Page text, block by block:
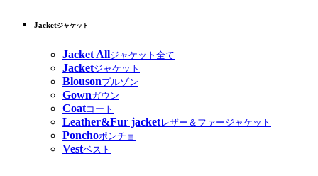
Jacketジャケット
Jacket Allジャケット全て
Jacketジャケット
Blousonブルゾン
Gownガウン
Coatコート
Leather&Fur jacketレザー＆ファージャケット
Ponchoポンチョ
Vestベスト